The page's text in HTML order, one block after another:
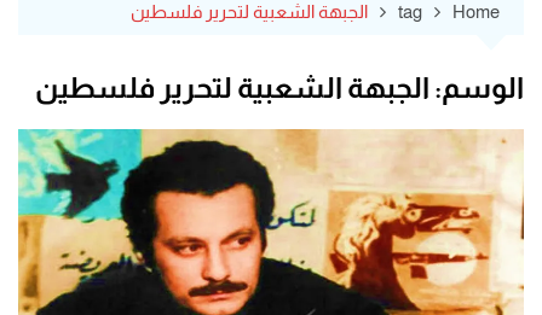
Home
tag الجبهة الشعبية لتحرير فلسطين
الوسم: الجبهة الشعبية لتحرير فلسطين